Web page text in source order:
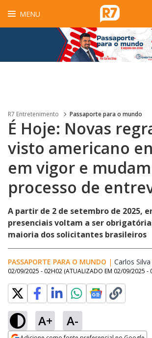
MENU
R7 Entretenimento Passaporte para o mundo
É Hoje: Novas
visto americano
em vigor e
processo de
A partir de 2 de setembro de 2025,
presenciais voltam a ser
maioria dos solicitantes brasileiros
PASSAPORTE PARA O MUNDO | Carlos Silva
02/09/2025 - 02H02 (ATUALIZADO EM 02/09/2025 -
A+ A-